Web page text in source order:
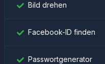
Bild drehen
Facebook-ID finden
Passwortgenerator